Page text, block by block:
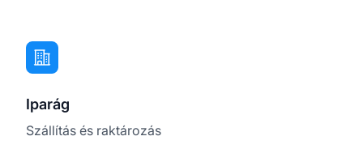
Iparág
Szállítás és raktározás